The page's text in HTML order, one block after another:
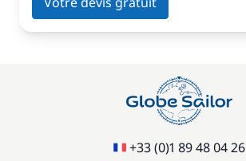
+33 (0)1 89 48 04 26